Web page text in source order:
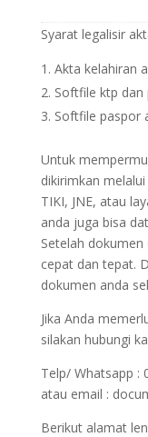
Syarat legalisir
Akta kelahiran
Softfile ktp
Softfile paspor
Untuk
dikirimkan
TIKI, JNE, atau
anda juga bisa
Setelah
cepat dan tepat.
dokumen anda
Jika Anda
silakan hubungi
Telp/ Whatsapp :
atau email :
Berikut alamat